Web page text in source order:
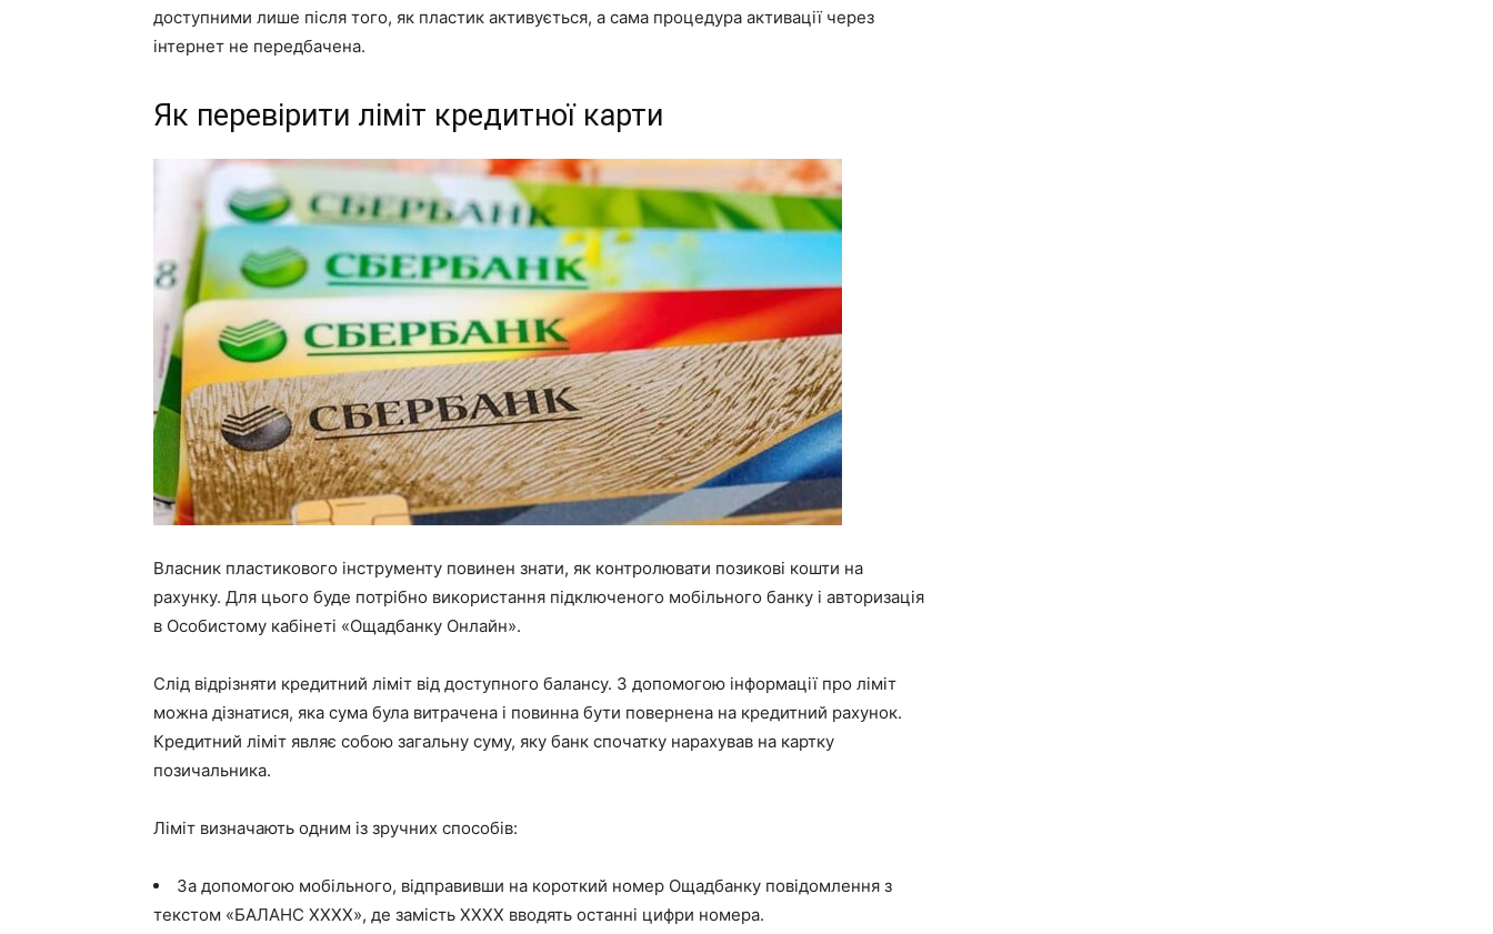
доступними лише після того, як пластик активується, а сама процедура активації через
інтернет не передбачена.
Як перевірити ліміт кредитної карти
Власник пластикового інструменту повинен знати, як контролювати позикові кошти на
рахунку. Для цього буде потрібно використання підключеного мобільного банку і авторизація
в Особистому кабінеті «Ощадбанку Онлайн».
Слід відрізняти кредитний ліміт від доступного балансу. З допомогою інформації про ліміт
можна дізнатися, яка сума була витрачена і повинна бути повернена на кредитний рахунок.
Кредитний ліміт являє собою загальну суму, яку банк спочатку нарахував на картку
позичальника.
Ліміт визначають одним із зручних способів:
За допомогою мобільного, відправивши на короткий номер Ощадбанку повідомлення з
текстом «БАЛАНС ХХХХ», де замість ХХХХ вводять останні цифри номера.